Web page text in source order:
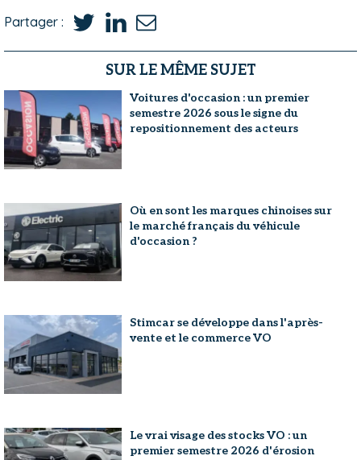
Partager :
SUR LE MÊME SUJET
Voitures d'occasion : un premier
semestre 2026 sous le signe du
repositionnement des acteurs
Où en sont les marques chinoises sur
le marché français du véhicule
d'occasion ?
Stimcar se développe dans l'après-
vente et le commerce VO
Le vrai visage des stocks VO : un
premier semestre 2026 d'érosion